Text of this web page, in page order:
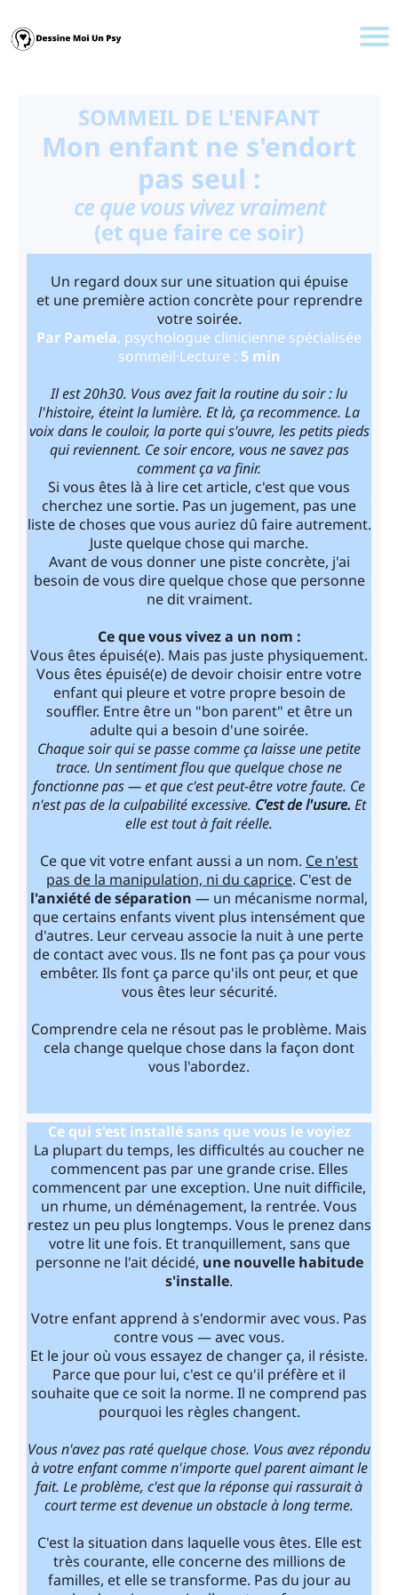
SOMMEIL DE L'ENFANT
Mon enfant ne s'endort
pas seul :
ce que vous vivez vraiment
(et que faire ce soir)
Un regard doux sur une situation qui épuise
et une première action concrète pour reprendre
votre soirée.
Par Pamela, psychologue clinicienne spécialisée
sommeil·Lecture : 5 min
Il est 20h30. Vous avez fait la routine du soir : lu
l'histoire, éteint la lumière. Et là, ça recommence. La
voix dans le couloir, la porte qui s'ouvre, les petits pieds
qui reviennent. Ce soir encore, vous ne savez pas
comment ça va finir.
Si vous êtes là à lire cet article, c'est que vous
cherchez une sortie. Pas un jugement, pas une
liste de choses que vous auriez dû faire autrement.
Juste quelque chose qui marche.
Avant de vous donner une piste concrète, j'ai
besoin de vous dire quelque chose que personne
ne dit vraiment.
Ce que vous vivez a un nom :
Vous êtes épuisé(e). Mais pas juste physiquement.
Vous êtes épuisé(e) de devoir choisir entre votre
enfant qui pleure et votre propre besoin de
souffler. Entre être un "bon parent" et être un
adulte qui a besoin d'une soirée.
Chaque soir qui se passe comme ça laisse une petite
trace. Un sentiment flou que quelque chose ne
fonctionne pas — et que c'est peut-être votre faute. Ce
n'est pas de la culpabilité excessive. C'est de l'usure. Et
elle est tout à fait réelle.
Ce que vit votre enfant aussi a un nom. Ce n'est
pas de la manipulation, ni du caprice. C'est de
l'anxiété de séparation — un mécanisme normal,
que certains enfants vivent plus intensément que
d'autres. Leur cerveau associe la nuit à une perte
de contact avec vous. Ils ne font pas ça pour vous
embêter. Ils font ça parce qu'ils ont peur, et que
vous êtes leur sécurité.
Comprendre cela ne résout pas le problème. Mais
cela change quelque chose dans la façon dont
vous l'abordez.
Ce qui s'est installé sans que vous le voyiez
La plupart du temps, les difficultés au coucher ne
commencent pas par une grande crise. Elles
commencent par une exception. Une nuit difficile,
un rhume, un déménagement, la rentrée. Vous
restez un peu plus longtemps. Vous le prenez dans
votre lit une fois. Et tranquillement, sans que
personne ne l'ait décidé, une nouvelle habitude
s'installe.
Votre enfant apprend à s'endormir avec vous. Pas
contre vous — avec vous.
Et le jour où vous essayez de changer ça, il résiste.
Parce que pour lui, c'est ce qu'il préfère et il
souhaite que ce soit la norme. Il ne comprend pas
pourquoi les règles changent.
Vous n'avez pas raté quelque chose. Vous avez répondu
à votre enfant comme n'importe quel parent aimant le
fait. Le problème, c'est que la réponse qui rassurait à
court terme est devenue un obstacle à long terme.
C'est la situation dans laquelle vous êtes. Elle est
très courante, elle concerne des millions de
familles, et elle se transforme. Pas du jour au